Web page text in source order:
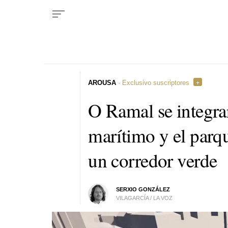
O Ramal se
marítimo y el
un corredor verde
SERXIO GONZÁLEZ
VILAGARCÍA / LA VOZ
AROUSA · Exclusivo suscriptores